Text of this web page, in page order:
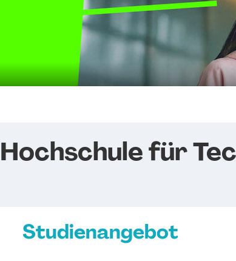
für
Studienangebot